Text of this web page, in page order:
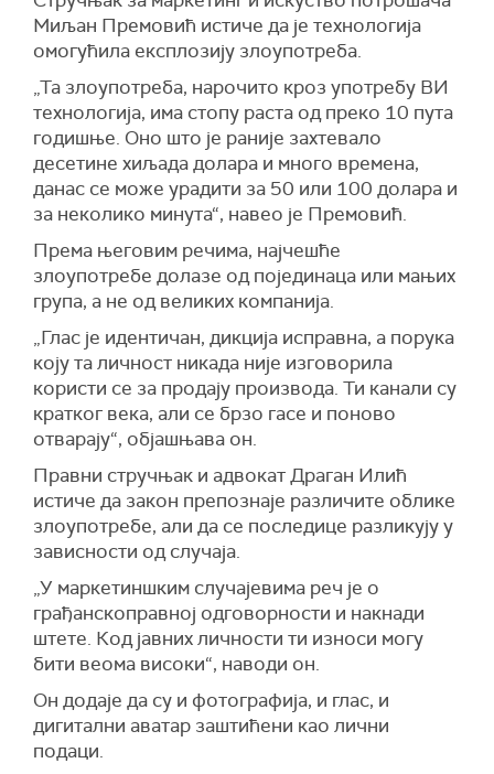
Миљан Премовић истиче да је технологија
омогућила експлозију злоупотреба.
„Та злоупотреба, нарочито кроз употребу ВИ
технологија, има стопу раста од преко 10 пута
годишње. Оно што је раније захтевало
десетине хиљада долара и много времена,
данас се може урадити за 50 или 100 долара и
за неколико минута“, навео је Премовић.
Према његовим речима, најчешће
злоупотребе долазе од појединаца или мањих
група, а не од великих компанија.
„Глас је идентичан, дикција исправна, а порука
коју та личност никада није изговорила
користи се за продају производа. Ти канали су
кратког века, али се брзо гасе и поново
отварају“, објашњава он.
Правни стручњак и адвокат Драган Илић
истиче да закон препознаје различите облике
злоупотребе, али да се последице разликују у
зависности од случаја.
„У маркетиншким случајевима реч је о
грађанскоправној одговорности и накнади
штете. Код јавних личности ти износи могу
бити веома високи“, наводи он.
Он додаје да су и фотографија, и глас, и
дигитални аватар заштићени као лични
подаци.